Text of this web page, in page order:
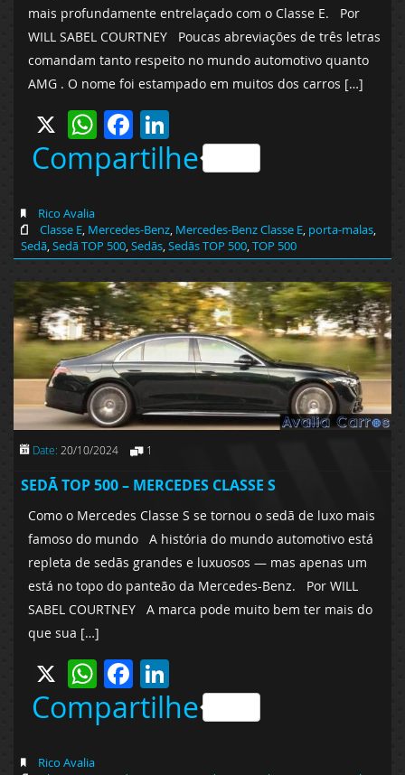
mais profundamente entrelaçado com o Classe E. Por
WILL SABEL COURTNEY Poucas abreviações de três letras
comandam tanto respeito no mundo automotivo quanto
AMG . O nome foi estampado em muitos dos carros […]
X WhatsApp
Facebook
Compartilhe
Rico Avalia
Classe E, Mercedes-Benz, Mercedes-Benz Classe E, porta-malas,
Sedã,Sedã TOP 500,Sedãs,Sedãs TOP 500,TOP 500
Date: 20/10/2024 1
SEDÃ TOP 500 – MERCEDES CLASSE S
Como o Mercedes Classe S se tornou o sedã de luxo mais
famoso do mundo A história do mundo automotivo está
repleta de sedãs grandes e luxuosos — mas apenas um
está no topo do panteão da Mercedes-Benz. Por WILL
SABEL COURTNEY A marca pode muito bem ter mais do
que sua […]
X WhatsApp
Facebook
Compartilhe
Rico Avalia